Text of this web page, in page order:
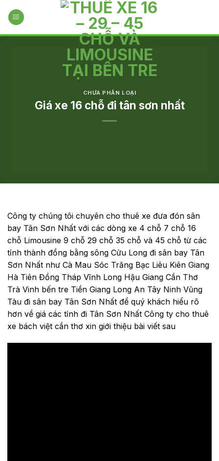
CHƯA PHÂN LOẠI
Giá xe 16 chỗ đi tân sơn nhất
Công ty chúng tôi chuyên cho thuê xe đưa đón sân
bay Tân Sơn Nhất với các dòng xe 4 chỗ 7 chỗ 16
chỗ Limousine 9 chỗ 29 chỗ 35 chỗ và 45 chỗ từ các
tỉnh thành đồng bằng sông Cửu Long đi sân bay Tân
Sơn Nhất như Cà Mau Sóc Trăng Bạc Liêu Kiên Giang
Hà Tiên Đồng Tháp Vĩnh Long Hậu Giang Cần Thơ
Trà Vinh bến tre Tiền Giang Long An Tây Ninh Vũng
Tàu đi sân bay Tân Sơn Nhất để quý khách hiểu rõ
hơn về giá các tỉnh đi Tân Sơn Nhất Công ty cho thuê
xe bách việt cần thơ xin giới thiệu bài viết sau